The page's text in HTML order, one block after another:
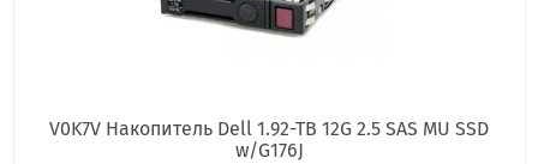
V0K7V Накопитель Dell 1.92-TB 12G 2.5 SAS MU SSD
w/G176J